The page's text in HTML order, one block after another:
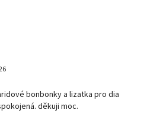
bonbonky a lizatka pro dia
děkuji moc.